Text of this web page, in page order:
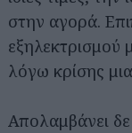
στην αγορά.
λόγω κρίσης
Απολαμβάνει